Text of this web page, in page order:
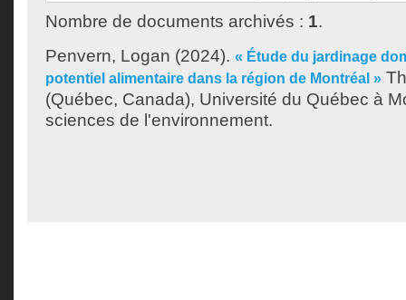
Nombre de documents archivés : 1.
Penvern, Logan (2024). « Étude du jardinage
potentiel alimentaire dans la région de Montréal »
(Québec, Canada), Université du Québec à
sciences de l'environnement.